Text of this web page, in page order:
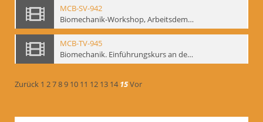
MCB-SV-942
Biomechanik-Workshop, Arbeitsdemonstration in der Staatsoper unter den Linden 2002
MCB-TV-945
Biomechanik. Einführungskurs an der HfS "Ernst Busch" 1995 (Vorarbeiten zu den Inszenierungen von T. Ostermeier u. Chr. v. Treskow). Teil 2
Zurück 1 2789 10 11 12 13 14 15Vor